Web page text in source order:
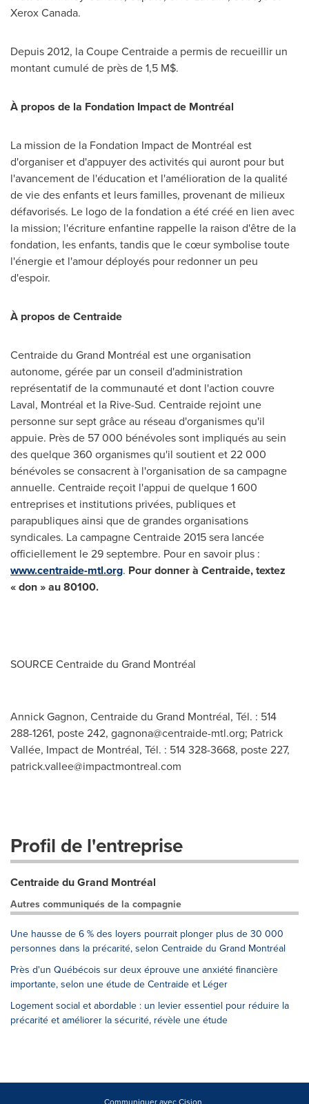
Xerox Canada.
Depuis 2012, la Coupe Centraide a permis de recueillir un
montant cumulé de près de 1,5 M$.
À propos de la Fondation Impact de Montréal
La mission de la Fondation Impact de Montréal est
d'organiser et d'appuyer des activités qui auront pour but
l'avancement de l'éducation et l'amélioration de la qualité
de vie des enfants et leurs familles, provenant de milieux
défavorisés. Le logo de la fondation a été créé en lien avec
la mission; l'écriture enfantine rappelle la raison d'être de la
fondation, les enfants, tandis que le cœur symbolise toute
l'énergie et l'amour déployés pour redonner un peu
d'espoir.
À propos de Centraide
Centraide du Grand Montréal est une organisation
autonome, gérée par un conseil d'administration
représentatif de la communauté et dont l'action couvre
Laval, Montréal et la Rive-Sud. Centraide rejoint une
personne sur sept grâce au réseau d'organismes qu'il
appuie. Près de 57 000 bénévoles sont impliqués au sein
des quelque 360 organismes qu'il soutient et 22 000
bénévoles se consacrent à l'organisation de sa campagne
annuelle. Centraide reçoit l'appui de quelque 1 600
entreprises et institutions privées, publiques et
parapubliques ainsi que de grandes organisations
syndicales. La campagne Centraide 2015 sera lancée
officiellement le 29 septembre. Pour en savoir plus :
www.centraide-mtl.org. Pour donner à Centraide, textez
« don » au 80100.
SOURCE Centraide du Grand Montréal
Annick Gagnon, Centraide du Grand Montréal, Tél. : 514
288-1261, poste 242, gagnona@centraide-mtl.org; Patrick
Vallée, Impact de Montréal, Tél. : 514 328-3668, poste 227,
patrick.vallee@impactmontreal.com
Profil de l'entreprise
Centraide du Grand Montréal
Autres communiqués de la compagnie
Une hausse de 6 % des loyers pourrait plonger plus de 30 000
personnes dans la précarité, selon Centraide du Grand Montréal
Près d'un Québécois sur deux éprouve une anxiété financière
importante, selon une étude de Centraide et Léger
Logement social et abordable : un levier essentiel pour réduire la
précarité et améliorer la sécurité, révèle une étude